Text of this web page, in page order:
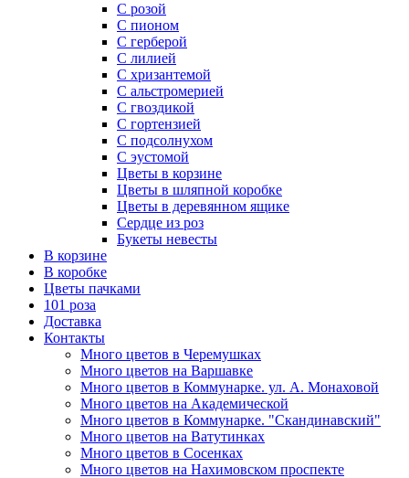
С розой
С пионом
С герберой
С лилией
С хризантемой
С альстромерией
С гвоздикой
С гортензией
С подсолнухом
С эустомой
Цветы в корзине
Цветы в шляпной коробке
Цветы в деревянном ящике
Сердце из роз
Букеты невесты
В корзине
В коробке
Цветы пачками
101 роза
Доставка
Контакты
Много цветов в Черемушках
Много цветов на Варшавке
Много цветов в Коммунарке. ул. А. Монаховой
Много цветов на Академической
Много цветов в Коммунарке. "Скандинавский"
Много цветов на Ватутинках
Много цветов в Сосенках
Много цветов на Нахимовском проспекте